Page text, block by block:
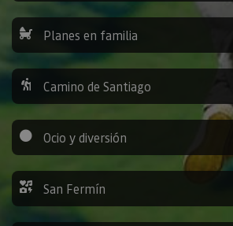
Planes en familia
Camino de Santiago
Ocio y diversión
San Fermín